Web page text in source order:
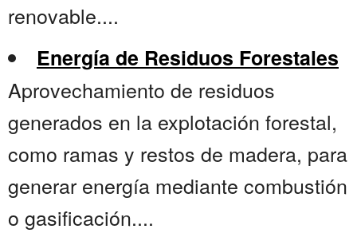
renovable....
Energía de Residuos Forestales
Aprovechamiento de residuos
generados en la explotación forestal,
como ramas y restos de madera, para
generar energía mediante combustión
o gasificación....